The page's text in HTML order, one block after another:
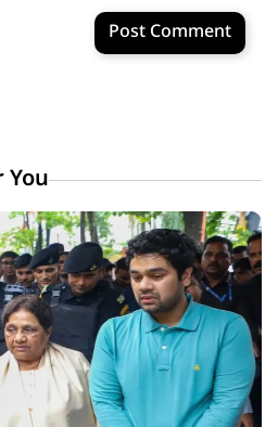
Post Comment
You